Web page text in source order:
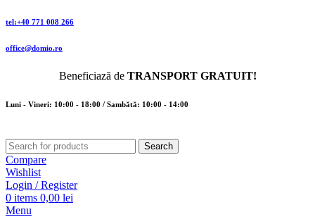
tel:+40 771 008 266
office@domio.ro
Beneficiază de TRANSPORT GRATUIT!
Luni - Vineri: 10:00 - 18:00 / Sambătă: 10:00 - 14:00
Search
Compare
Wishlist
Login / Register
0 items 0,00 lei
Menu